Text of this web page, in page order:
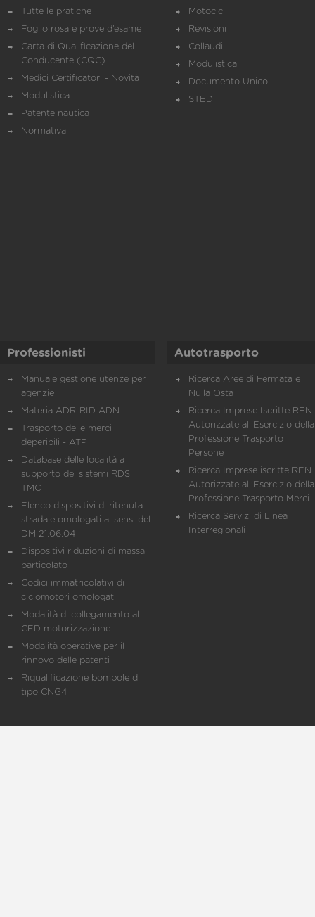
Tutte le pratiche
Foglio rosa e prove d’esame
Carta di Qualificazione del
Conducente (CQC)
Medici Certificatori - Novità
Modulistica
Patente nautica
Normativa
Motocicli
Revisioni
Collaudi
Modulistica
Documento Unico
STED
Professionisti
Manuale gestione utenze per
agenzie
Materia ADR-RID-ADN
Trasporto delle merci
deperibili - ATP
Database delle località a
supporto dei sistemi RDS
TMC
Elenco dispositivi di ritenuta
stradale omologati ai sensi del
DM 21.06.04
Dispositivi riduzioni di massa
particolato
Codici immatricolativi di
ciclomotori omologati
Modalità di collegamento al
CED motorizzazione
Modalità operative per il
rinnovo delle patenti
Riqualificazione bombole di
tipo CNG4
Autotrasporto
Ricerca Aree di Fermata e
Nulla Osta
Ricerca Imprese Iscritte REN
Autorizzate all'Esercizio della
Professione Trasporto
Persone
Ricerca Imprese iscritte REN
Autorizzate all'Esercizio della
Professione Trasporto Merci
Ricerca Servizi di Linea
Interregionali